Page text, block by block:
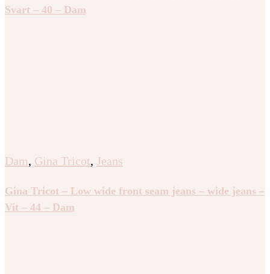
Svart – 40 – Dam
Dam, Gina Tricot, Jeans
Gina Tricot – Low wide front seam jeans – wide jeans –
Vit – 44 – Dam